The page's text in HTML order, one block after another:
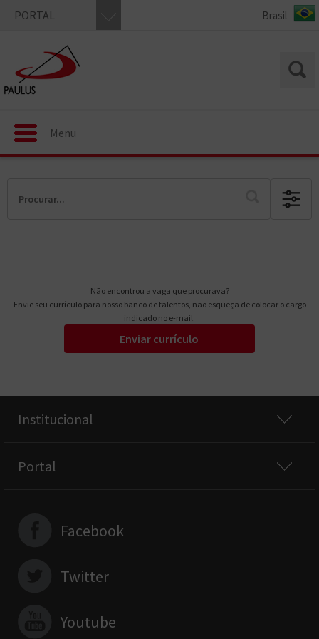
PORTAL
Menu
Não encontrou a vaga que procurava?
Envie seu currículo para nosso banco de talentos, não esqueça de colocar o cargo
indicado no e-mail.
Enviar currículo
Institucional
Portal
Facebook
Twitter
Youtube